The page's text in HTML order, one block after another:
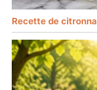
Recette de